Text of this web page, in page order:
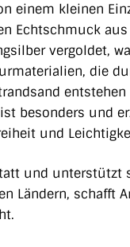
einem kleinen
Echtschmuck
vergoldet,
die
besonders und
und
und unterstützt
Ländern, schafft